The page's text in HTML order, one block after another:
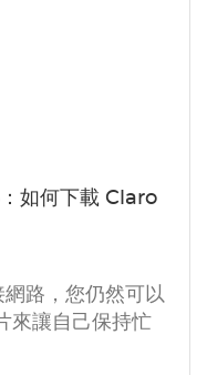
如何下載 Claro
路，您仍然可以
來讓自己保持忙